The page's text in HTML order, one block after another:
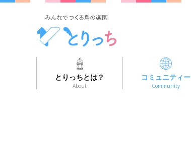
とりっちとは？
About
コミュニティー
Community